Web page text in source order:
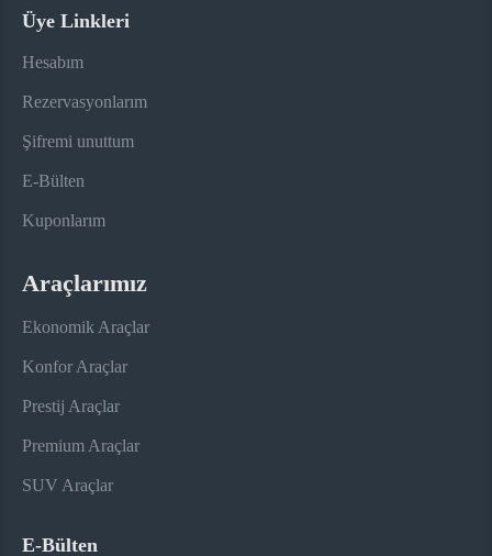
Üye Linkleri
Hesabım
Rezervasyonlarım
Şifremi unuttum
E-Bülten
Kuponlarım
Araçlarımız
Ekonomik Araçlar
Konfor Araçlar
Prestij Araçlar
Premium Araçlar
SUV Araçlar
E-Bülten